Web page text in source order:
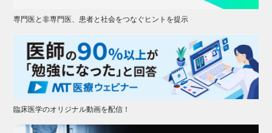
専門医と非専門医、患者と社会をつなぐヒントを提示
臨床医学のオリジナル動画を配信！